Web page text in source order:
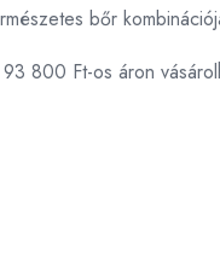
bőr
800 Ft-os áron